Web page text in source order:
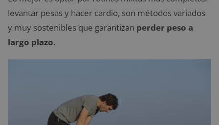
levantar pesas y hacer cardio, son métodos variados
y muy sostenibles que garantizan perder peso a
largo plazo.